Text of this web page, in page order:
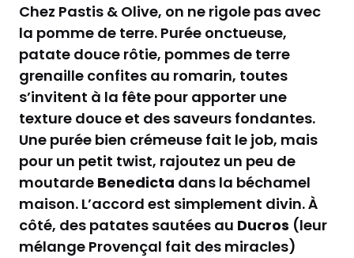
Chez Pastis & Olive, on ne rigole pas avec
la pomme de terre. Purée onctueuse,
patate douce rôtie, pommes de terre
grenaille confites au romarin, toutes
s’invitent à la fête pour apporter une
texture douce et des saveurs fondantes.
Une purée bien crémeuse fait le job, mais
pour un petit twist, rajoutez un peu de
moutarde Benedicta dans la béchamel
maison. L’accord est simplement divin. À
côté, des patates sautées au Ducros (leur
mélange Provençal fait des miracles)